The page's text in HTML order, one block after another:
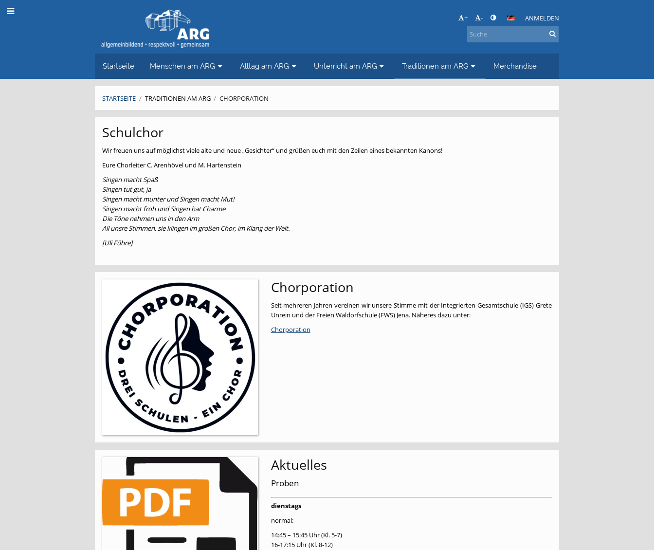
+ - ANMELDEN
Startseite Menschen am ARG Alltag am ARG Unterricht am ARG Traditionen am ARG Merchandise
STARTSEITE / TRADITIONEN AM ARG / CHORPORATION
CHORporation
Schulchor
Wir freuen uns auf möglichst viele alte und neue „Gesichter“ und grüßen euch mit den Zeilen eines bekannten Kanons!
Eure Chorleiter C. Arenhövel und M. Hartenstein
Singen macht Spaß
Singen tut gut, ja
Singen macht munter und Singen macht Mut!
Singen macht froh und Singen hat Charme
Die Töne nehmen uns in den Arm
All unsre Stimmen, sie klingen im großen Chor, im Klang der Welt.
[Uli Führe]
Chorporation
Seit mehreren Jahren vereinen wir unsere Stimme mit der Integrierten Gesamtschule (IGS) Grete
Unrein und der Freien Waldorfschule (FWS) Jena. Näheres dazu unter:
Chorporation
Aktuelles
Proben
dienstags
normal:
14:45 – 15:45 Uhr (Kl. 5-7)
16-17:15 Uhr (Kl. 8-12)